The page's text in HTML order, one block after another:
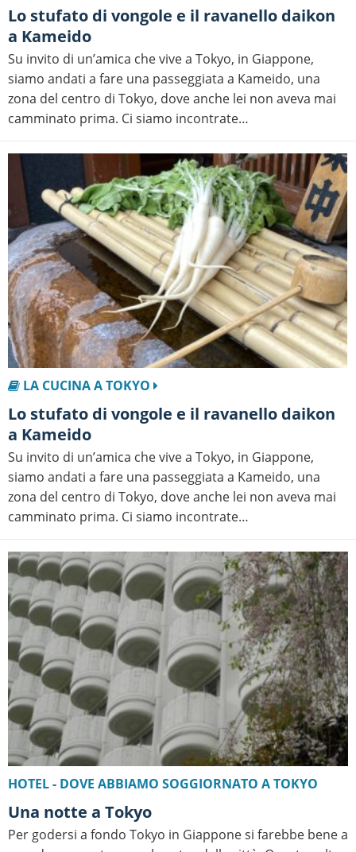
Lo stufato di vongole e il ravanello daikon
a Kameido
Su invito di un’amica che vive a Tokyo, in Giappone,
siamo andati a fare una passeggiata a Kameido, una
zona del centro di Tokyo, dove anche lei non aveva mai
camminato prima. Ci siamo incontrate…
LA CUCINA A TOKYO
Lo stufato di vongole e il ravanello daikon
a Kameido
Su invito di un’amica che vive a Tokyo, in Giappone,
siamo andati a fare una passeggiata a Kameido, una
zona del centro di Tokyo, dove anche lei non aveva mai
camminato prima. Ci siamo incontrate…
HOTEL - DOVE ABBIAMO SOGGIORNATO A TOKYO
Una notte a Tokyo
Per godersi a fondo Tokyo in Giappone si farebbe bene a